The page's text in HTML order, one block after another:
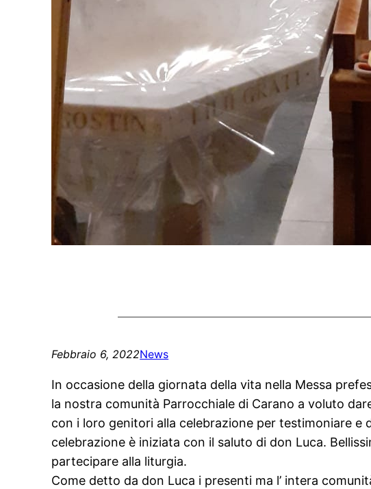
Febbraio 6, 2022News
In occasione della giornata della vita nella Messa
la nostra comunità Parrocchiale di Carano a voluto
con i loro genitori alla celebrazione per testimoniare e
celebrazione è iniziata con il saluto di don Luca.
partecipare alla liturgia.
Come detto da don Luca i presenti ma l’ intera